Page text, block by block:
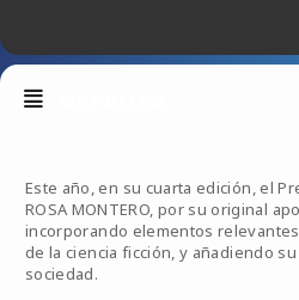
Este año, en su cuarta edición, el
ROSA MONTERO, por su original
incorporando elementos
de la ciencia ficción, y añadiendo
sociedad.